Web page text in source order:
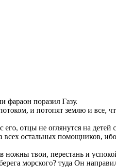
фараон поразил Газу.
и потопят землю и все,
отцы не оглянутся на
остальных помощников,
ножны твои, перестань и
морского? туда Он